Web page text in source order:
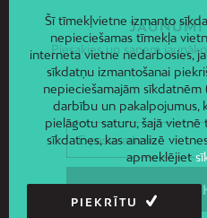
JAUNUMI
Piesakies un saņem
Šī tīmekļvietne izmanto
nepieciešamas tīmekļa
interneta vietne nedarbosies,
sīkdatņu izmantošanai
nepieciešamajām sīkdatnēm
darbību un pakalpojumus,
pielāgotu saturu, šajā vietnē
sīkdatnes, kas analizē
apmeklējiet
PIEKRĪTU